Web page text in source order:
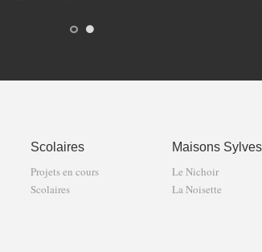
Scolaires
Projets en cours
Scolaires
Maisons
Le Nichoir
La Noisette